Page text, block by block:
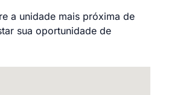
a unidade mais próxima de
sua oportunidade de